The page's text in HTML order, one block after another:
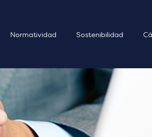
Normatividad Sostenibilidad